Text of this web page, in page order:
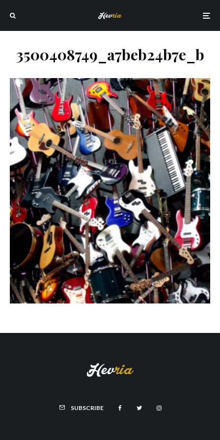
3500408749_a7beb24b7e_b
SUBSCRIBE